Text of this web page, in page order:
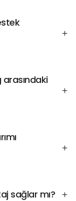
arasındaki
sağlar mı?